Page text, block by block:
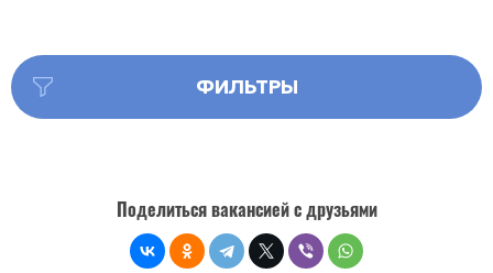
ФИЛЬТРЫ
Поделиться вакансией с друзьями